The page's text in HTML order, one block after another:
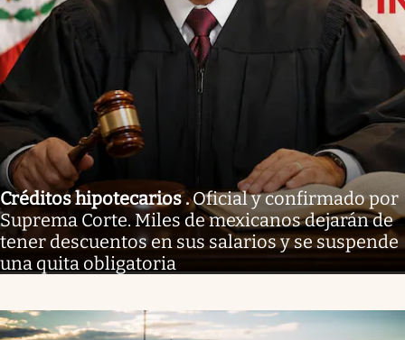
Créditos hipotecarios.Oficial y confirmado por
Suprema Corte. Miles de mexicanos dejarán de
tener descuentos en sus salarios y se suspende
una quita obligatoria